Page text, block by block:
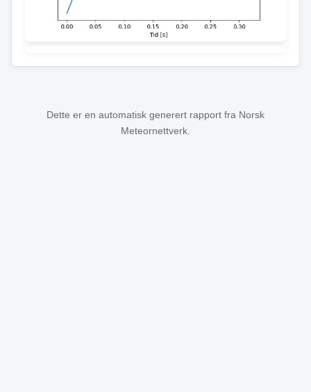
Dette er en automatisk generert rapport fra Norsk
Meteornettverk.